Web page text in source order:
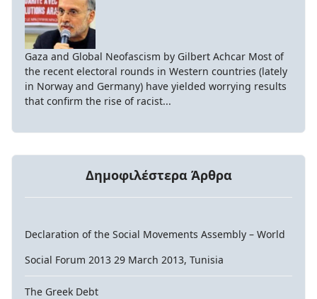
Gaza and Global Neofascism by Gilbert Achcar Most of
the recent electoral rounds in Western countries (lately
in Norway and Germany) have yielded worrying results
that confirm the rise of racist...
Δημοφιλέστερα Άρθρα
Declaration of the Social Movements Assembly – World
Social Forum 2013 29 March 2013, Tunisia
The Greek Debt